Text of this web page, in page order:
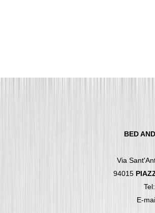
BED
Via
94015
E-